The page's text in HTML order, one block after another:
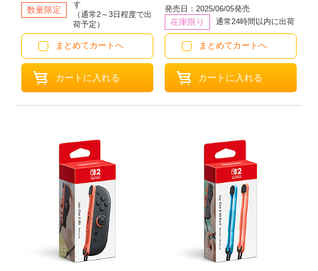
数量限定
す
（通常2～3日程度で出
荷予定）
まとめてカートへ
発売日：2025/06/05発売
在庫限り 通常24時間以内に出荷
まとめてカートへ